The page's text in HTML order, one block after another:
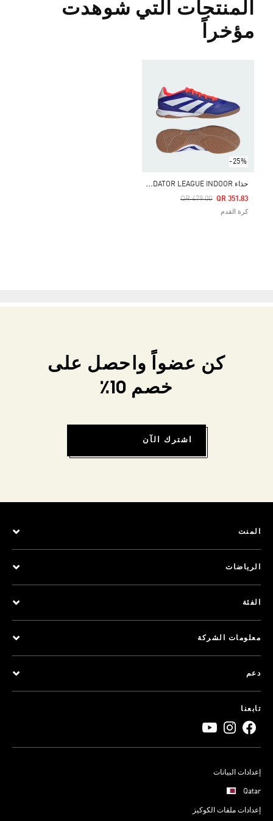
المنتجات التي شوهدت
مؤخراً
-25%
ح
ذاء PREDATOR LEAGUE INDOOR
Price Reduced From
QR 479.00
To QR 351.83
كرة القدم
كن عضواً واحصل على
خصم 10٪
اشترك الآن
المنت
الرياضات
الفئة
معلومات الشركة
دعم
تابعنا
إعدادات البيانات
Qatar
إعدادات ملفات الكوكيز